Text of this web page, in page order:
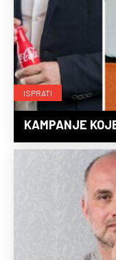
ISPRATI
KAMPANJE